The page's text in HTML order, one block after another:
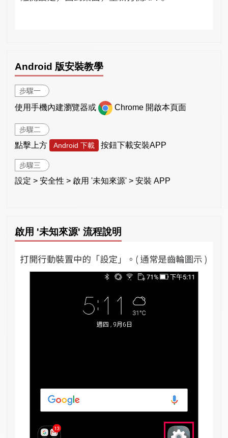
Android 版安裝教學
步驟一
使用手機內建瀏覽器或 Chrome 開啟本頁面
步驟二
點擊上方 Android 下載 按鈕下載安裝APP
步驟三
設定 > 安全性 > 啟用 '未知來源' > 安裝 APP
啟用 '未知來源' 流程說明